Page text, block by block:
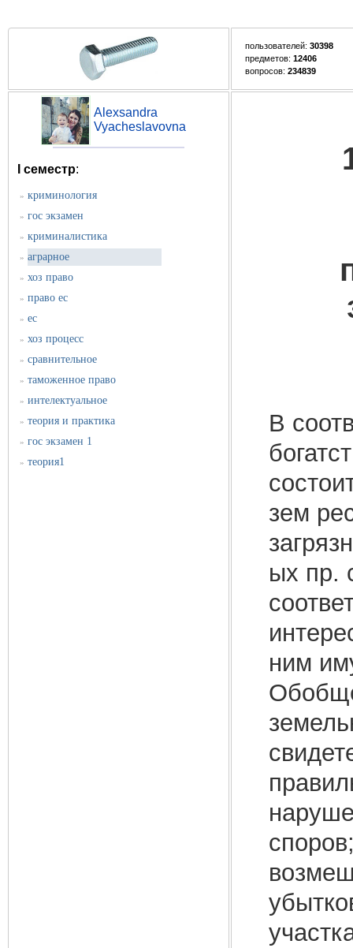
пользователей: 30398
предметов: 12406
вопросов: 234839
Alexsandra
Vyacheslavovna
I семестр:
» криминология
» гос экзамен
» криминалистика
» аграрное
» хоз право
» право ес
» ес
» хоз процесс
» сравнительное
» таможенное право
» интелектуальное
» теория и практика
» гос экзамен 1
» теория1
В
зем
ых пр.
ним